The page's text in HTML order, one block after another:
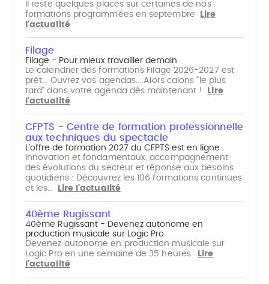
Il reste quelques places sur certaines de nos
formations programmées en septembre
Lire
l'actualité
Filage
Filage - Pour mieux travailler demain
Le calendrier des formations Filage 2026-2027 est
prêt... Ouvrez vos agendas... Alors calons "le plus
tard" dans votre agenda dès maintenant !
Lire
l'actualité
CFPTS - Centre de formation professionnelle
aux techniques du spectacle
L’offre de formation 2027 du CFPTS est en ligne
Innovation et fondamentaux, accompagnement
des évolutions du secteur et réponse aux besoins
quotidiens : Découvrez les 106 formations continues
et les…
Lire l'actualité
40ème Rugissant
40ème Rugissant - Devenez autonome en
production musicale sur Logic Pro
Devenez autonome en production musicale sur
Logic Pro en une semaine de 35 heures.
Lire
l'actualité